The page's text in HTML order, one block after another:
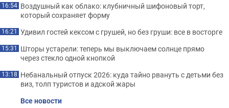
16:54 Воздушный как облако: клубничный шифоновый торт,
который сохраняет форму
16:21 Удивил гостей кексом с грушей, но без груши: все в восторге
15:31 Шторы устарели: теперь мы выключаем солнце прямо
через стекло одной кнопкой
13:18 Небанальный отпуск 2026: куда тайно рвануть с детьми без
виз, толп туристов и адской жары
Все новости